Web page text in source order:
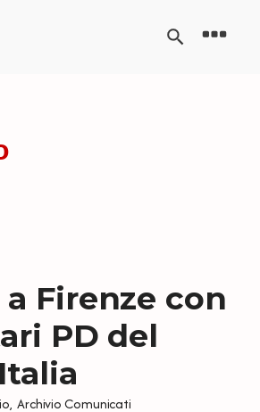
a Firenze con
PD del
, Archivio Comunicati